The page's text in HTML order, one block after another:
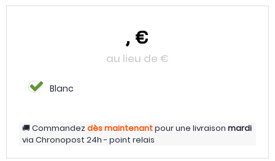
, €
au lieu de €
Blanc
Commandezdès maintenantpour une livraison mardi
via Chronopost 24h - point relais